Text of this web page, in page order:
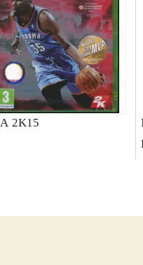
2K15